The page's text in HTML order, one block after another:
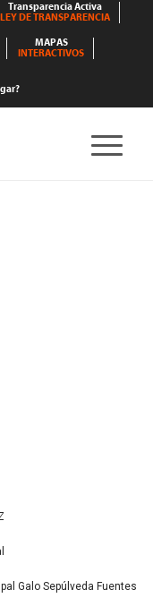
Transparencia Activa
LEY DE TRANSPARENCIA
MAPAS
INTERACTIVOS
Galo Sepúlveda Fuentes